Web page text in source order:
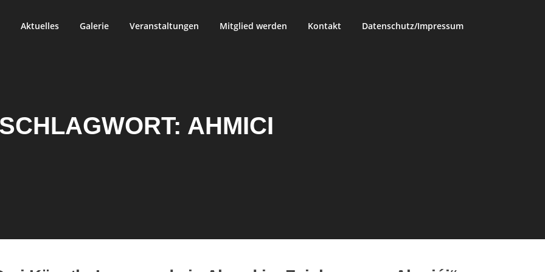
Aktuelles Galerie Veranstaltungen Mitglied werden Kontakt Datenschutz/Impressum
SCHLAGWORT: AHMICI